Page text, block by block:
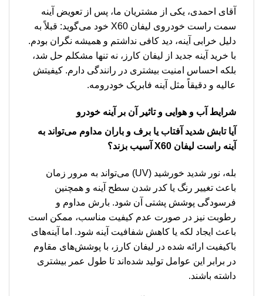
آقای احمدی، یکی از مشتریان ما، پس از تعویض آینه
سمت راست خودروی لیفان X60 خود می‌گوید: قبلاً به
دلیل خرابی آینه، دید کافی نداشتم و همیشه نگران بودم.
با خرید آینه جدید از لیفان کارز، نه تنها مشکلم حل شد،
بلکه احساس امنیت بیشتری در رانندگی دارم. کیفیتش
عالیه و دقیقاً مثل آینه فابریک خودرومه.
شرایط آب و هوایی و تاثیر آن بر آینه خودرو
آیا تابش شدید آفتاب یا برف و باران مداوم می‌تواند به
آینه راست لیفان X60 آسیب بزند؟
بله، نور شدید خورشید (UV) می‌تواند به مرور زمان
باعث تغییر رنگ یا کدر شدن سطح آینه و همچنین
فرسودگی پوشش پشتی آن شود. بارش مداوم و
رطوبت نیز در صورت عدم کیفیت مناسب، ممکن است
باعث ایجاد لکه یا کاهش شفافیت آینه شود. اما آینه‌های
باکیفیت ارائه شده در لیفان کارز، با پوشش‌های مقاوم
در برابر این عوامل تولید شده‌اند تا طول عمر بیشتری
داشته باشند.